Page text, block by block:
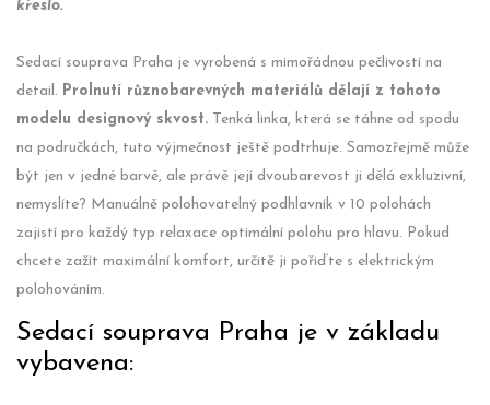
křeslo.
Sedací souprava Praha je vyrobená s mimořádnou pečlivostí na
detail. Prolnutí různobarevných materiálů dělají z tohoto
modelu designový skvost. Tenká linka, která se táhne od spodu
na područkách, tuto výjmečnost ještě podtrhuje. Samozřejmě může
být jen v jedné barvě, ale právě její dvoubarevost ji dělá exkluzivní,
nemyslíte? Manuálně polohovatelný podhlavník v 10 polohách
zajistí pro každý typ relaxace optimální polohu pro hlavu. Pokud
chcete zažít maximální komfort, určitě ji pořiďte s elektrickým
polohováním.
Sedací souprava Praha je v základu
vybavena: